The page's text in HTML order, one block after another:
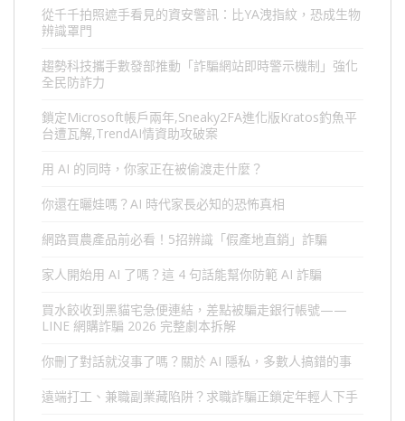
從千千拍照遮手看見的資安警訊：比YA洩指紋，恐成生物
辨識罩門
趨勢科技攜手數發部推動「詐騙網站即時警示機制」強化
全民防詐力
鎖定Microsoft帳戶兩年,Sneaky2FA進化版Kratos釣魚平
台遭瓦解,TrendAI情資助攻破案
用 AI 的同時，你家正在被偷渡走什麼？
你還在曬娃嗎？AI 時代家長必知的恐怖真相
網路買農產品前必看！5招辨識「假產地直銷」詐騙
家人開始用 AI 了嗎？這 4 句話能幫你防範 AI 詐騙
買水餃收到黑貓宅急便連結，差點被騙走銀行帳號——
LINE 網購詐騙 2026 完整劇本拆解
你刪了對話就沒事了嗎？關於 AI 隱私，多數人搞錯的事
遠端打工、兼職副業藏陷阱？求職詐騙正鎖定年輕人下手